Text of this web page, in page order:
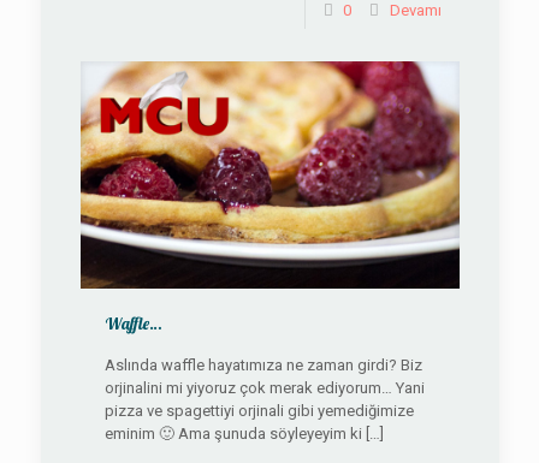
0 Devamı
Waffle…
Aslında waffle hayatımıza ne zaman girdi? Biz
orjinalini mi yiyoruz çok merak ediyorum… Yani
pizza ve spagettiyi orjinali gibi yemediğimize
eminim 🙂 Ama şunuda söyleyeyim ki […]